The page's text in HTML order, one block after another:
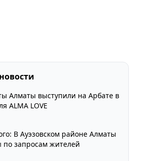
Алматы выступили на Арбате в
ALMA LOVE
В Ауэзовском районе Алматы
запросам жителей